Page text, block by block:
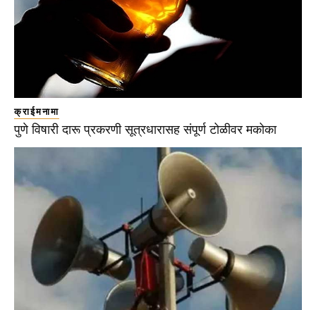
क्राईमनामा
पुणे विषारी दारू प्रकरणी सूत्रधारासह संपूर्ण टोळीवर मकोका